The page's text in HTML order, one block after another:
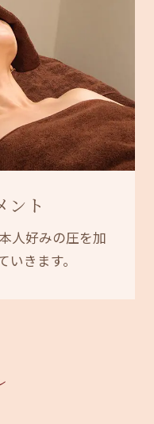
ント
人好みの圧を加
きます。